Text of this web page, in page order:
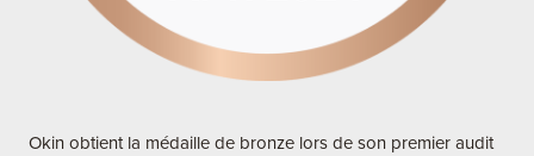
Okin obtient la médaille de bronze lors de son premier audit